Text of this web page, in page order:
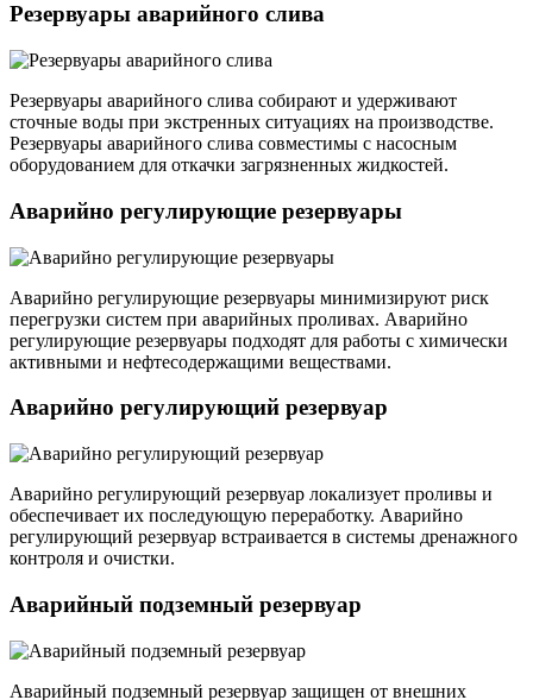
Резервуары аварийного слива
Резервуары аварийного слива собирают и удерживают
сточные воды при экстренных ситуациях на производстве.
Резервуары аварийного слива совместимы с насосным
оборудованием для откачки загрязненных жидкостей.
Аварийно регулирующие резервуары
Аварийно регулирующие резервуары минимизируют риск
перегрузки систем при аварийных проливах. Аварийно
регулирующие резервуары подходят для работы с химически
активными и нефтесодержащими веществами.
Аварийно регулирующий резервуар
Аварийно регулирующий резервуар локализует проливы и
обеспечивает их последующую переработку. Аварийно
регулирующий резервуар встраивается в системы дренажного
контроля и очистки.
Аварийный подземный резервуар
Аварийный подземный резервуар защищен от внешних